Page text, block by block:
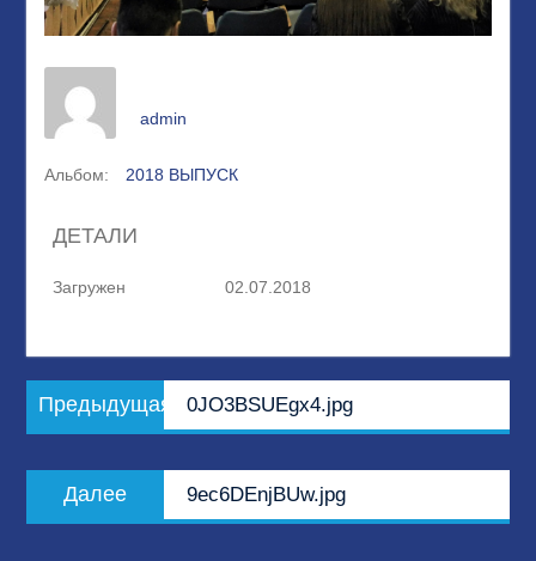
admin
Альбом: 2018 ВЫПУСК
ДЕТАЛИ
Загружен 02.07.2018
Навигация
по
Предыдущая
запись:
0JO3BSUEgx4.jpg
Далее
запись:
9ec6DEnjBUw.jpg